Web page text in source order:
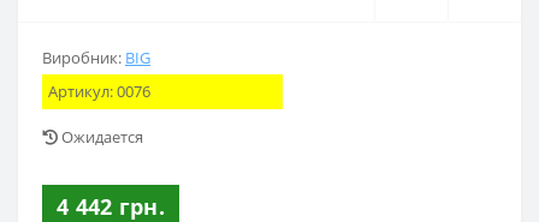
Виробник: BIG
Артикул:0076
Ожидается
4 442 грн.